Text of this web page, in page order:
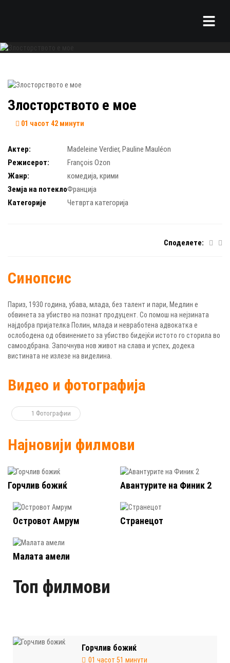
Злосторството е мое
01 часот 42 минути
Актер: Madeleine Verdier,Pauline Mauléon
Режисерот:
François Ozon
Жанр:
комедија,крими
Земја на потеклоФранција
Категорије
Четврта категорија
Споделете:
Синопсис
Париз, 1930 година, убава, млада, без талент и пари, Медлин е
обвинета за убиство на познат продуцент. Со помош на нејзината
најдобра пријателка Полин, млада и невработена адвокатка e
ослободена од обвинението за убиство бидејќи истото го сторила во
самоодбрана. Започнува нов живот на слава и успех, додека
вистината не излезе на виделина.
Видео и фотографија
1 Фотографии
Најновији филмови
Горчлив божиќ Авантурите на Финик 2
Островот Амрум Странецот
Малата амели
Топ филмови
Горчлив божиќ
01 часот 51 минути